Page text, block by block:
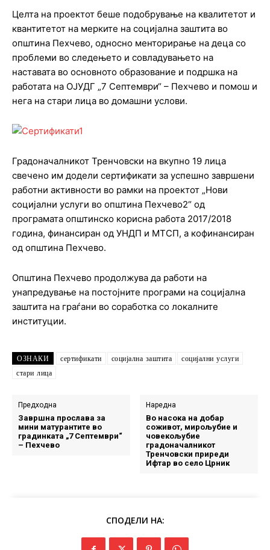
Целта на проектот беше подобрување на квалитетот и
квантитетот на мерките на социјална заштита во
општина Пехчево, односно менторирање на деца со
проблеми во следењето и совладувањето на
наставата во основното образование и подршка на
работата на ОЈУДГ „7 Септември“ – Пехчево и помош и
нега на стари лица во домашни услови.
Градоначалникот Тренчовски на вкупно 19 лица
свечено им додели сертификати за успешно завршени
работни активности во рамки на проектот „Нови
социјални услуги во општина Пехчево2“ од
програмата општинско корисна работа 2017/2018
година, финансиран од УНДП и МТСП, а кофинансиран
од општина Пехчево.
Општина Пехчево продолжува да работи на
унапредување на постојните програми на социјална
заштита на граѓани во соработка со локалните
институции.
ОЗНАКИ сертификати социјална заштита
социјални услуги
стари лица
Предходна
Завршна прослава за
мини матурантите во
градинката „7 Септември“
– Пехчево
Наредна
Во насока на добар
соживот, мирољубие и
човекољубие
градоначалникот
Тренчовски приреди
Ифтар во село Црник
СПОДЕЛИ НА: